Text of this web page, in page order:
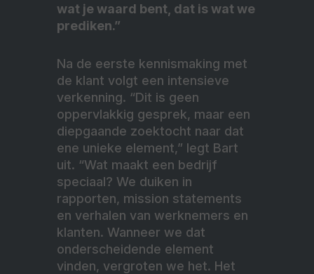
wat je waard bent, dat is wat we
prediken.”
Na de eerste kennismaking met
de klant volgt een intensieve
verkenning. “Dit is geen
oppervlakkig gesprek, maar een
diepgaande zoektocht naar dat
ene unieke element,” legt Bart
uit. “Wat maakt een bedrijf
speciaal? We duiken in
rapporten, mission statements
en verhalen van werknemers en
klanten. Wanneer we dat
onderscheidende element
vinden, vergroten we het. Het